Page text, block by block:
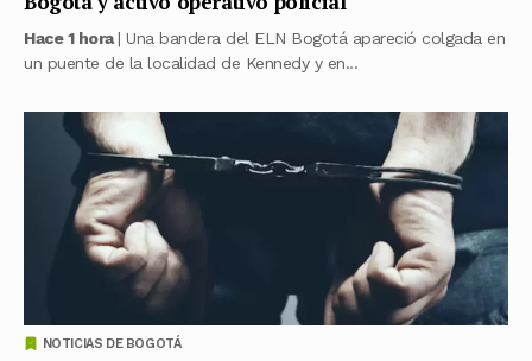
Hace 1 hora| Una bandera del ELN Bogotá apareció colgada en
un puente de la localidad de Kennedy y en...
NOTICIAS DE BOGOTÁ